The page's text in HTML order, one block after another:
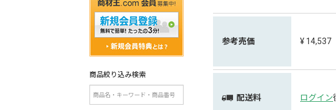
商品絞り込み検索
参考売価 ¥ 14,537
配送料 ログイン